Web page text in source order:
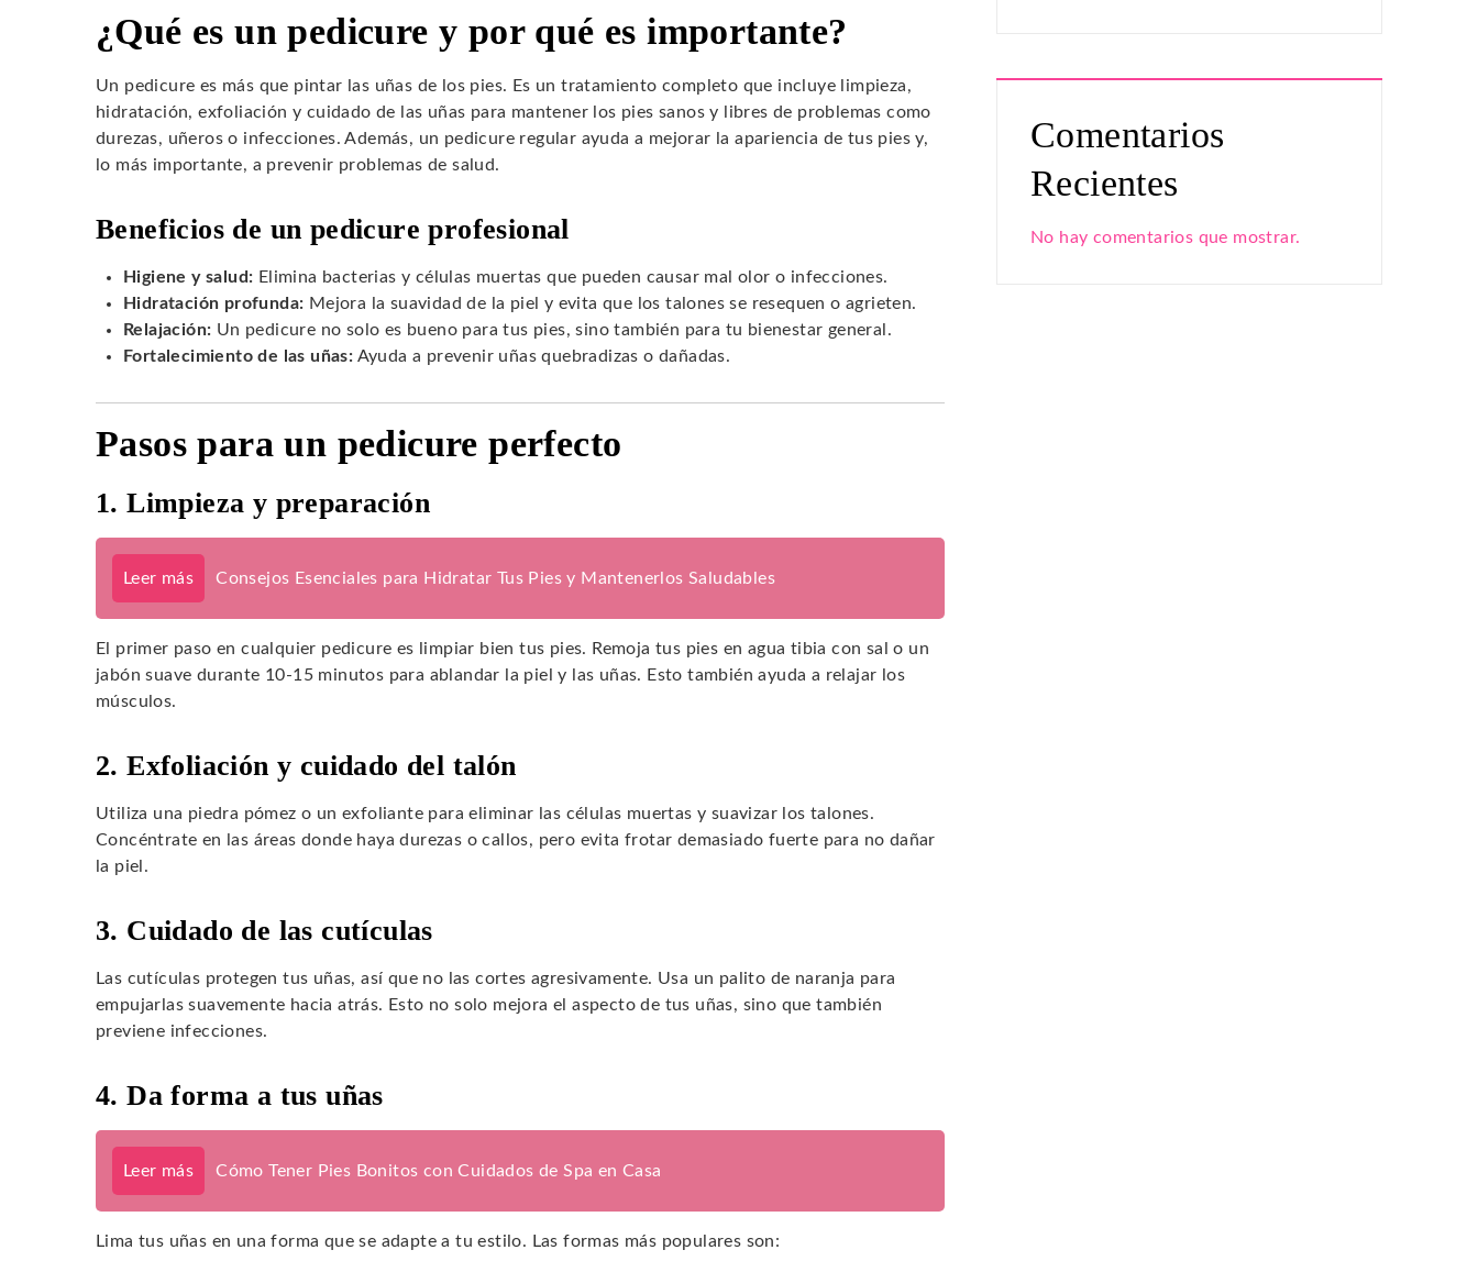
¿Qué es un pedicure y por qué es importante?
Un pedicure es más que pintar las uñas de los pies. Es un tratamiento completo que incluye limpieza,
hidratación, exfoliación y cuidado de las uñas para mantener los pies sanos y libres de problemas como
durezas, uñeros o infecciones. Además, un pedicure regular ayuda a mejorar la apariencia de tus pies y,
lo más importante, a prevenir problemas de salud.
Beneficios de un pedicure profesional
Higiene y salud: Elimina bacterias y células muertas que pueden causar mal olor o infecciones.
Hidratación profunda: Mejora la suavidad de la piel y evita que los talones se resequen o agrieten.
Relajación: Un pedicure no solo es bueno para tus pies, sino también para tu bienestar general.
Fortalecimiento de las uñas: Ayuda a prevenir uñas quebradizas o dañadas.
Pasos para un pedicure perfecto
1. Limpieza y preparación
Leer más Consejos Esenciales para Hidratar Tus Pies y Mantenerlos Saludables
El primer paso en cualquier pedicure es limpiar bien tus pies. Remoja tus pies en agua tibia con sal o un
jabón suave durante 10-15 minutos para ablandar la piel y las uñas. Esto también ayuda a relajar los
músculos.
2. Exfoliación y cuidado del talón
Utiliza una piedra pómez o un exfoliante para eliminar las células muertas y suavizar los talones.
Concéntrate en las áreas donde haya durezas o callos, pero evita frotar demasiado fuerte para no dañar
la piel.
3. Cuidado de las cutículas
Las cutículas protegen tus uñas, así que no las cortes agresivamente. Usa un palito de naranja para
empujarlas suavemente hacia atrás. Esto no solo mejora el aspecto de tus uñas, sino que también
previene infecciones.
4. Da forma a tus uñas
Leer más Cómo Tener Pies Bonitos con Cuidados de Spa en Casa
Lima tus uñas en una forma que se adapte a tu estilo. Las formas más populares son:
Comentarios
Recientes
No hay comentarios que mostrar.